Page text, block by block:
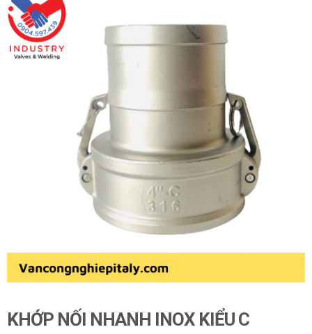
KHỚP NỐI NHANH INOX KIỂU C